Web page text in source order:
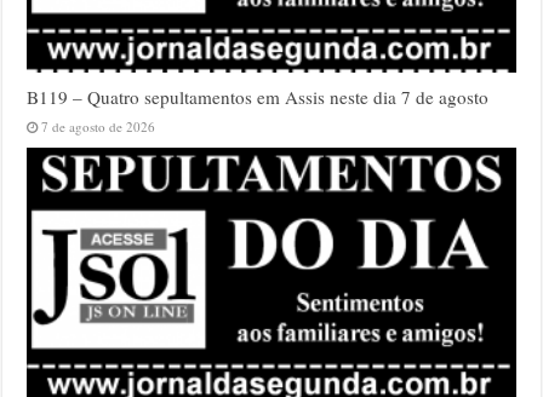
B119 – Quatro sepultamentos em Assis neste dia 7 de agosto
7 de agosto de 2026